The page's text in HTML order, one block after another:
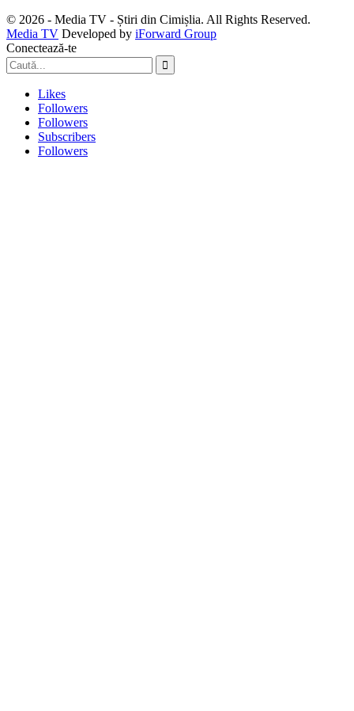
© 2026 - Media TV - Știri din Cimișlia. All Rights Reserved.
Media TV Developed by iForward Group
Conectează-te
Likes
Followers
Followers
Subscribers
Followers